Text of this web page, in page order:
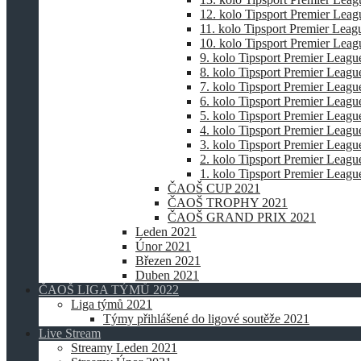
12. kolo Tipsport Premier
11. kolo Tipsport Premier
10. kolo Tipsport Premier
9. kolo Tipsport Premier
8. kolo Tipsport Premier
7. kolo Tipsport Premier
6. kolo Tipsport Premier
5. kolo Tipsport Premier
4. kolo Tipsport Premier
3. kolo Tipsport Premier
2. kolo Tipsport Premier
1. kolo Tipsport Premier
ČAOŠ CUP 2021
ČAOŠ TROPHY 2021
ČAOŠ GRAND PRIX 2021
Leden 2021
Únor 2021
Březen 2021
Duben 2021
ČAOŠ LIGA TÝMŮ 2022
Liga týmů 2021
Týmy přihlášené do ligové soutěže 2021
Live Stream
Streamy Leden 2021